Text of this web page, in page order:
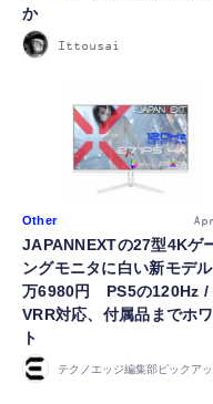
か
Ittousai
Other
JAPANNEXTの27型4Kゲ
ングモニタに白い新モデ
万6980円 PS5の120Hz /
VRR対応、付属品までホ
ト
テクノエッジ編集部ピックア